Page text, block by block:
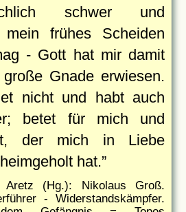
schwer und
mein frühes Scheiden
- Gott hat mir damit
Gnade erwiesen.
nicht und habt auch
betet für mich und
der mich in Liebe
hat.
Aretz (Hg.): Nikolaus Groß.
- Widerstandskämpfer.